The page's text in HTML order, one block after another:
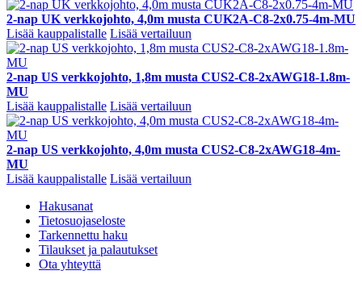
2-nap UK verkkojohto, 4,0m musta CUK2A-C8-2x0.75-4m-MU
Lisää kauppalistalle Lisää vertailuun
2-nap US verkkojohto, 1,8m musta CUS2-C8-2xAWG18-1.8m-
MU
Lisää kauppalistalle Lisää vertailuun
2-nap US verkkojohto, 4,0m musta CUS2-C8-2xAWG18-4m-
MU
Lisää kauppalistalle Lisää vertailuun
Hakusanat
Tietosuojaseloste
Tarkennettu haku
Tilaukset ja palautukset
Ota yhteyttä